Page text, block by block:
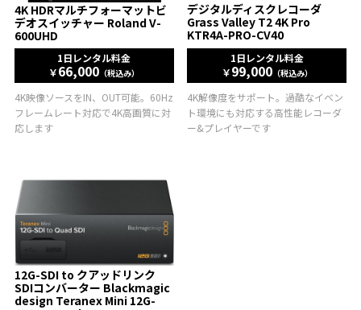
4K HDRマルチフォーマットビ
デオスイッチャー Roland V-
600UHD
1日レンタル料金
￥66,000 （税込み）
4K映像ソースをIN、OUT可能。60Hz
フレームレート対応で4K高画質に対
応します
デジタルディスクレコーダ
Grass Valley T2 4K Pro
KTR4A-PRO-CV40
1日レンタル料金
￥99,000（税込み）
4K解像度をサポート。過酷なイベン
ト環境にも対応する高性能レコーダ
ー&プレイヤーです
12G-SDI to クアッドリンク
SDIコンバーター Blackmagic
design Teranex Mini 12G-